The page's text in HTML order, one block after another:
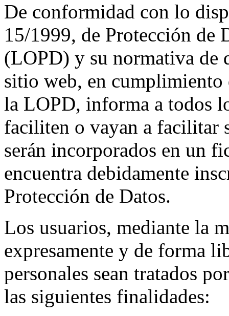
De conformidad con lo
15/1999, de Protección de
(LOPD) y su normativa de
sitio web, en cumplimiento
la LOPD, informa a todos
faciliten o vayan a facilitar
serán incorporados en un
encuentra debidamente
Protección de Datos.
Los usuarios, mediante la
expresamente y de forma
personales sean tratados
las siguientes finalidades: